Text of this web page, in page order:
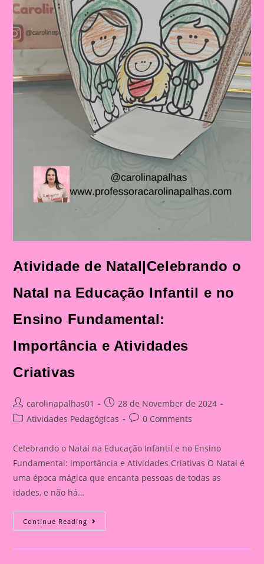
Atividade de Natal|Celebrando o
Natal na Educação Infantil e no
Ensino Fundamental:
Importância e Atividades
Criativas
Post
author:
carolinapalhas01
Post
published:
28 de November de 2024
PostAtividades Pedagógicas
Post0 Comments
Celebrando o Natal na Educação Infantil e no Ensino
Fundamental: Importância e Atividades Criativas O Natal é
uma época mágica que encanta pessoas de todas as
idades, e não há…
Continue Reading Atividade
De